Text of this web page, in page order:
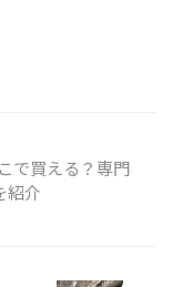
で買える？専門
紹介